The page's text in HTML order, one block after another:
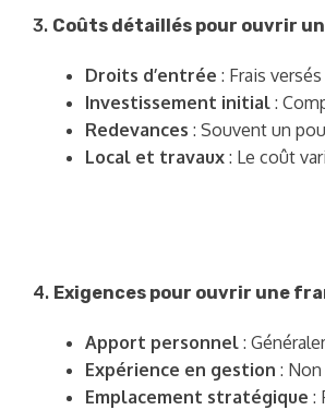
3. Coûts détaillés pour ouvrir
Droits d’entrée : Frais
Investissement initial :
Redevances : Souvent un
Local et travaux : Le coût
4. Exigences pour ouvrir une
Apport personnel :
Expérience en gestion :
Emplacement stratégique :